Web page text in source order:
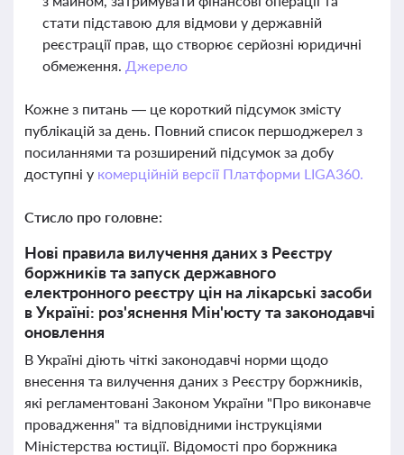
стати підставою для відмови у державній
реєстрації прав, що створює серйозні юридичні
обмеження. Джерело
Кожне з питань — це короткий підсумок змісту
публікацій за день. Повний список першоджерел з
посиланнями та розширений підсумок за добу
доступні у комерційній версії Платформи LIGA360.
Стисло про головне:
Нові правила вилучення даних з Реєстру
боржників та запуск державного
електронного реєстру цін на лікарські засоби
в Україні: роз'яснення Мін'юсту та законодавчі
оновлення
В Україні діють чіткі законодавчі норми щодо
внесення та вилучення даних з Реєстру боржників,
які регламентовані Законом України "Про виконавче
провадження" та відповідними інструкціями
Міністерства юстиції. Відомості про боржника